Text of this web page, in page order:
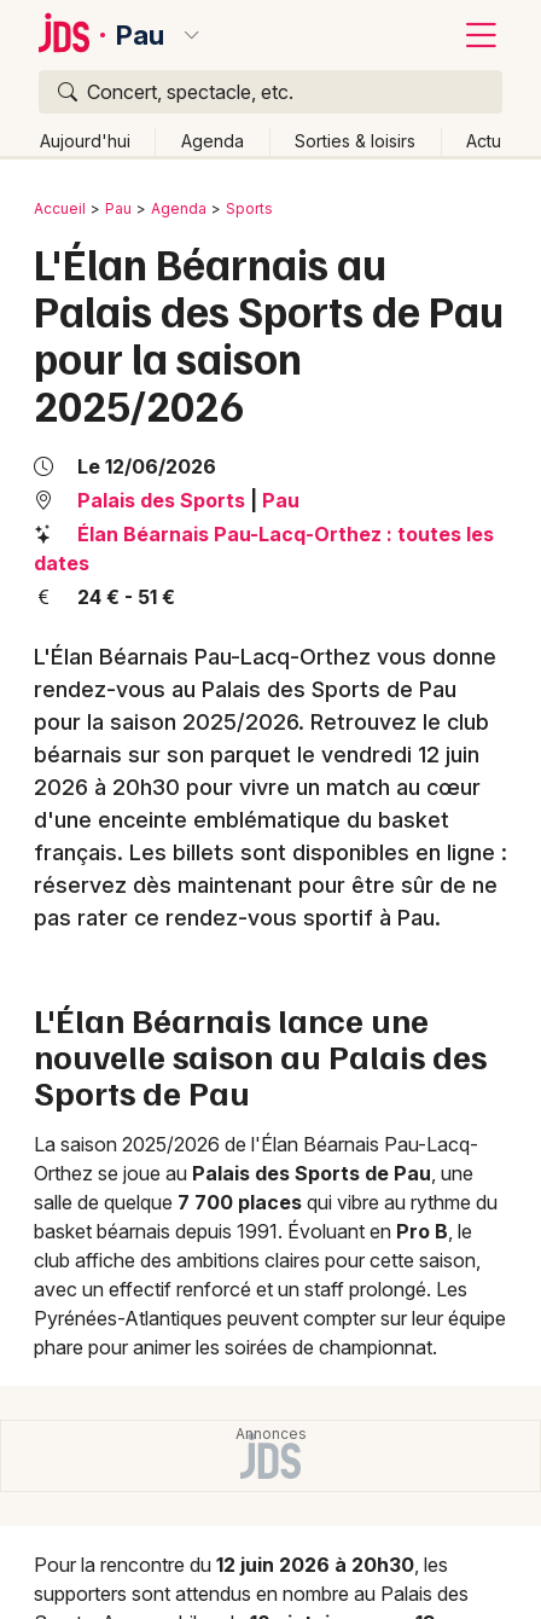
Pau
Concert, spectacle, etc.
Aujourd'hui Agenda Sorties & loisirs Actu
Publier un événement
Grands événements
Activité & Expérience
Manifestations
Foires & salons
Spectacles
Concerts
Soirées
Sorties famille
Expos
Sports en Aquitaine
Sports en Nouvelle-Aquitaine
Newsletter des sorties
Artistes en tournée
Bordeaux
Colmar
Lille
Lyon
Marseille
Mulhouse
Montpellier
Nantes
Nice
Paris
Strasbourg
Toulouse
Toutes les villes
Retour
Accueil Pau Agenda Sports
L'Élan Béarnais au
Palais des Sports de Pau
pour la saison
2025/2026
Le 12/06/2026
Palais des Sports
Pau
Élan Béarnais Pau-Lacq-Orthez : toutes les
dates
24 € - 51 €
L'Élan Béarnais Pau-Lacq-Orthez vous donne
rendez-vous au Palais des Sports de Pau
pour la saison 2025/2026. Retrouvez le club
béarnais sur son parquet le vendredi 12 juin
2026 à 20h30 pour vivre un match au cœur
d'une enceinte emblématique du basket
français. Les billets sont disponibles en ligne :
réservez dès maintenant pour être sûr de ne
pas rater ce rendez-vous sportif à Pau.
L'Élan Béarnais lance une
nouvelle saison au Palais des
Sports de Pau
La saison 2025/2026 de l'Élan Béarnais Pau-Lacq-
Orthez se joue au Palais des Sports de Pau, une
salle de quelque 7 700 places qui vibre au rythme du
basket béarnais depuis 1991. Évoluant en Pro B, le
club affiche des ambitions claires pour cette saison,
avec un effectif renforcé et un staff prolongé. Les
Pyrénées-Atlantiques peuvent compter sur leur équipe
phare pour animer les soirées de championnat.
Pour la rencontre du 12 juin 2026 à 20h30, les
supporters sont attendus en nombre au Palais des
Quoi ?
Où ?
Pau et alentours
Partout
Près de moi Changer de lieu
Quand ?
Effacer les dates
Aujourd'hui
Demain Ce week-end